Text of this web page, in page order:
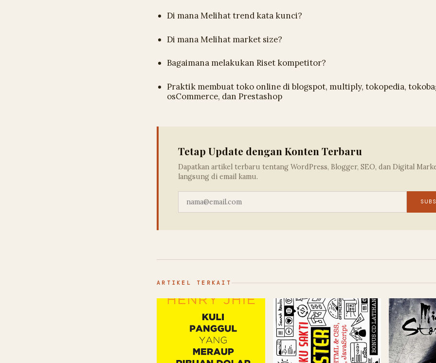
Di mana Melihat trend kata kunci?
Di mana Melihat market size?
Bagaimana melakukan Riset kompetitor?
Praktik membuat toko online di blogspot, multiply, tokopedia,
osCommerce, dan Prestashop
Tetap Update dengan Konten Terbaru
Dapatkan artikel terbaru tentang WordPress, Blogger, SEO, dan Digital
langsung di email kamu.
ARTIKEL TERKAIT